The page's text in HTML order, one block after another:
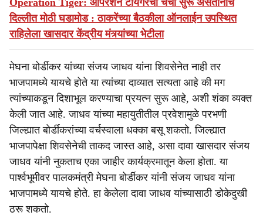
Operation Tiger: ऑपरेशन टायगरची चर्चा सुरू असतानाच
दिल्लीत मोठी घडामोड : ठाकरेंच्या बैठकीला ऑनलाईन उपस्थित
राहिलेला खासदार केंद्रीय मंत्र्यांच्या भेटीला
मेघना बोर्डीकर यांच्या संजय जाधव यांना शिवसेनेत नाही तर
भाजपामध्ये यायचे होते या त्यांच्या दाव्यात सत्यता आहे की मग
त्यांच्याकडून दिशाभूल करण्याचा प्रयत्न सुरू आहे, अशी शंका व्यक्त
केली जात आहे. जाधव यांच्या महायुतीतील प्रवेशामुळे परभणी
जिल्ह्यात बोर्डीकरांच्या वर्चस्वाला धक्का बसू शकतो. जिल्ह्यात
भाजपापेक्षा शिवसेनेची ताकद जास्त आहे, असा दावा खासदार संजय
जाधव यांनी नुकताच एका जाहीर कार्यक्रमातून केला होता. या
पार्श्वभूमीवर पालकमंत्री मेघना बोर्डीकर यांनी संजय जाधव यांना
भाजपामध्ये यायचे होते. हा केलेला दावा जाधव यांच्यासाठी डोकेदुखी
ठरू शकतो.